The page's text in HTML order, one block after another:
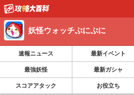
妖怪ウォッチぷにぷに
速報ニュース 最新イベント
最強妖怪 最新ガシャ
スコアアタック お役立ち